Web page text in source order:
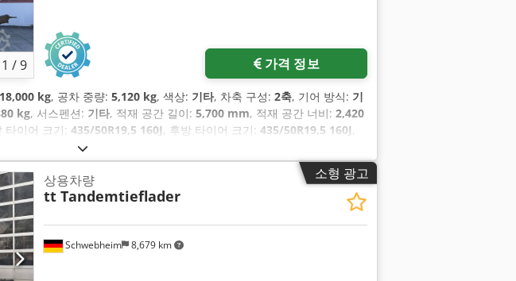
1 /9 가격 정보
18,000 kg, 공차 중량: 5,120 kg, 색상: 기타, 차축 구성: 2축, 기어 방식: 기
kg, 서스펜션: 기타, 적재 공간 길이: 5,700 mm, 적재 공간 너비: 2,420
타이어 크기: 435/50R19,5 160J, 후방 타이어 크기: 435/50R19,5 160J,
소형 광고
Schwebheim 8,679 km
상용차량
tt Tandemtieflader